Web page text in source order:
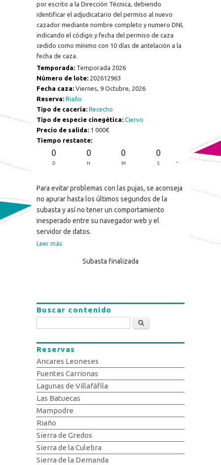
por escrito a la Dirección Técnica, debiendo
identificar el adjudicatario del permiso al nuevo
cazador mediante nombre completo y numero DNI,
indicando el código y fecha del permiso de caza
cedido como mínimo con 10 días de antelación a la
fecha de caza.
Temporada: Temporada 2026
Número de lote: 202612963
Fecha caza: Viernes, 9 Octubre, 2026
Reserva: Riaño
Tipo de cacería: Rececho
Tipo de especie cinegética: Ciervo
Precio de salida: 1 000€
Tiempo restante:
0
D
0
H
0
M
0
S -
Para evitar problemas con las pujas, se aconseja
no apurar hasta los últimos segundos de la
subasta y así no tener un comportamiento
inesperado entre su navegador web y el
servidor de datos.
Leer más
Subasta finalizada
Buscar contenido
Buscar
Reservas
Ancares Leoneses
Fuentes Carrionas
Lagunas de Villafáfila
Las Batuecas
Mampodre
Riaño
Sierra de Gredos
Sierra de la Culebra
Sierra de la Demanda